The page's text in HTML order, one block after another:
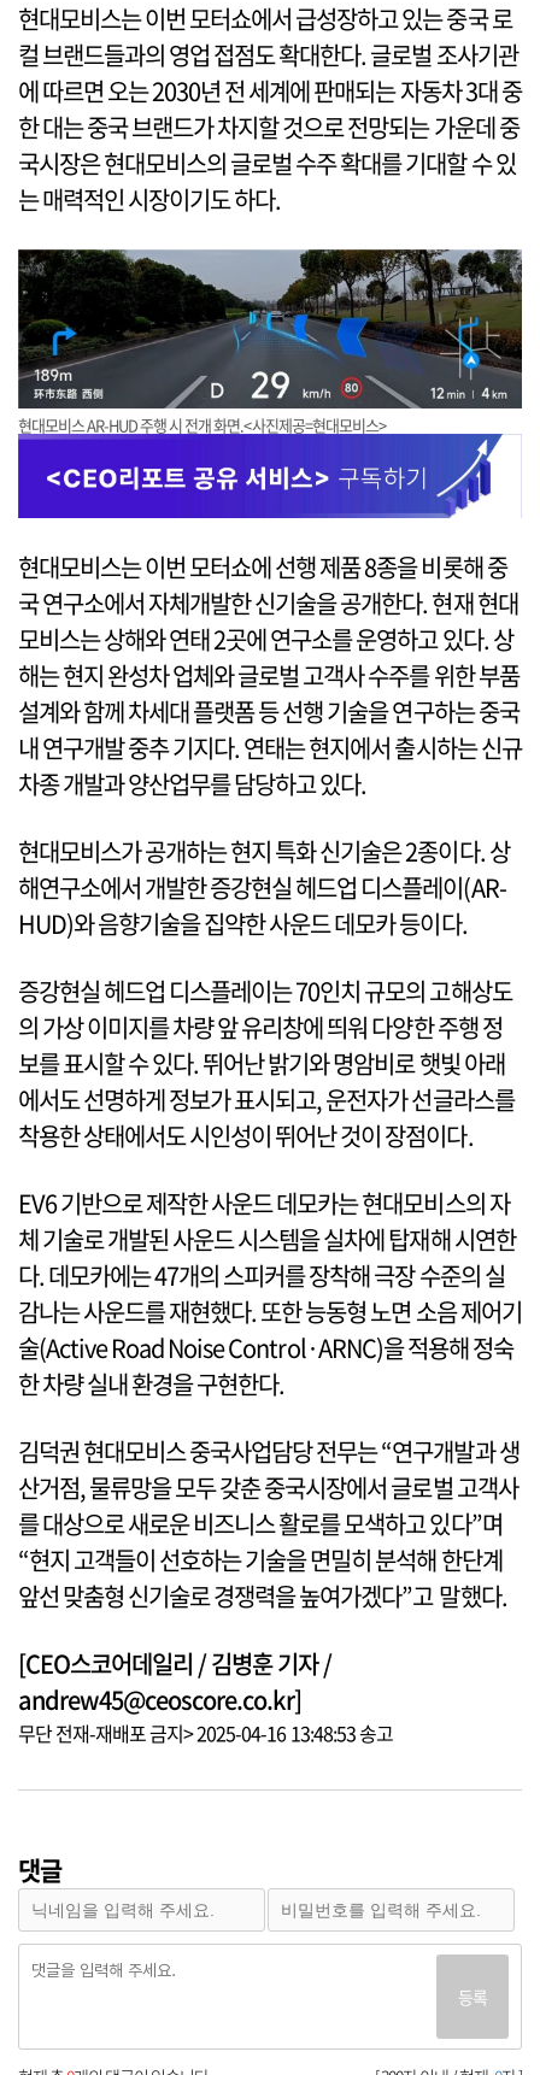
현대모비스는 이번 모터쇼에서 급성장하고 있는 중국 로
컬 브랜드들과의 영업 접점도 확대한다. 글로벌 조사기관
에 따르면 오는 2030년 전 세계에 판매되는 자동차 3대 중
한 대는 중국 브랜드가 차지할 것으로 전망되는 가운데 중
국시장은 현대모비스의 글로벌 수주 확대를 기대할 수 있
는 매력적인 시장이기도 하다.
현대모비스 AR-HUD 주행 시 전개 화면.<사진제공=현대모비스>
현대모비스는 이번 모터쇼에 선행 제품 8종을 비롯해 중
국 연구소에서 자체개발한 신기술을 공개한다. 현재 현대
모비스는 상해와 연태 2곳에 연구소를 운영하고 있다. 상
해는 현지 완성차 업체와 글로벌 고객사 수주를 위한 부품
설계와 함께 차세대 플랫폼 등 선행 기술을 연구하는 중국
내 연구개발 중추 기지다. 연태는 현지에서 출시하는 신규
차종 개발과 양산업무를 담당하고 있다.
현대모비스가 공개하는 현지 특화 신기술은 2종이다. 상
해연구소에서 개발한 증강현실 헤드업 디스플레이(AR-
HUD)와 음향기술을 집약한 사운드 데모카 등이다.
증강현실 헤드업 디스플레이는 70인치 규모의 고해상도
의 가상 이미지를 차량 앞 유리창에 띄워 다양한 주행 정
보를 표시할 수 있다. 뛰어난 밝기와 명암비로 햇빛 아래
에서도 선명하게 정보가 표시되고, 운전자가 선글라스를
착용한 상태에서도 시인성이 뛰어난 것이 장점이다.
EV6 기반으로 제작한 사운드 데모카는 현대모비스의 자
체 기술로 개발된 사운드 시스템을 실차에 탑재해 시연한
다. 데모카에는 47개의 스피커를 장착해 극장 수준의 실
감나는 사운드를 재현했다. 또한 능동형 노면 소음 제어기
술(Active Road Noise Control·ARNC)을 적용해 정숙
한 차량 실내 환경을 구현한다.
김덕권 현대모비스 중국사업담당 전무는 “연구개발과 생
산거점, 물류망을 모두 갖춘 중국시장에서 글로벌 고객사
를 대상으로 새로운 비즈니스 활로를 모색하고 있다”며
“현지 고객들이 선호하는 기술을 면밀히 분석해 한단계
앞선 맞춤형 신기술로 경쟁력을 높여가겠다”고 말했다.
[CEO스코어데일리 / 김병훈 기자 /
andrew45@ceoscore.co.kr]
무단 전재-재배포 금지> 2025-04-16 13:48:53 송고
댓글
등록